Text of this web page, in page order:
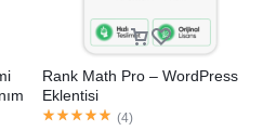
Rank Math Pro – WordPress
Eklentisi
(4)